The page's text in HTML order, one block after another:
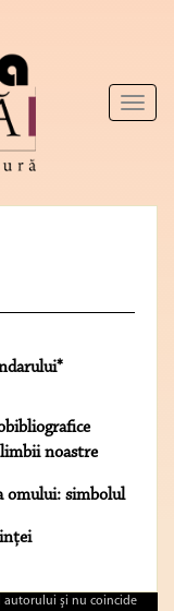
Toggle
noastre
omului: simbolul
autorului şi nu coincide